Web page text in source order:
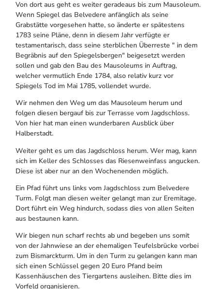
Von dort aus geht es weiter geradeaus bis zum Mausoleum.
Wenn Spiegel das Belvedere anfänglich als seine
Grabstätte vorgesehen hatte, so änderte er spätestens
1783 seine Pläne, denn in diesem Jahr verfügte er
testamentarisch, dass seine sterblichen Überreste " in dem
Begräbnis auf den Spiegelsbergen" beigesetzt werden
sollen und gab den Bau des Mausoleums in Auftrag,
welcher vermutlich Ende 1784, also relativ kurz vor
Spiegels Tod im Mai 1785, vollendet wurde.
Wir nehmen den Weg um das Mausoleum herum und
folgen diesen bergauf bis zur Terrasse vom Jagdschloss.
Von hier hat man einen wunderbaren Ausblick über
Halberstadt.
Weiter geht es um das Jagdschloss herum. Wer mag, kann
sich im Keller des Schlosses das Riesenweinfass angucken.
Diese ist aber nur an den Wochenenden möglich.
Ein Pfad führt uns links vom Jagdschloss zum Belvedere
Turm. Folgt man diesen weiter gelangt man zur Eremitage.
Dort führt ein Weg hindurch, sodass dies von allen Seiten
aus bestaunen kann.
Wir biegen nun scharf rechts ab und begeben uns somit
von der Jahnwiese an der ehemaligen Teufelsbrücke vorbei
zum Bismarckturm. Um in den Turm zu gelangen kann man
sich einen Schlüssel gegen 20 Euro Pfand beim
Kassenhäuschen des Tiergartens ausleihen. Bitte dies im
Vorfeld organisieren.